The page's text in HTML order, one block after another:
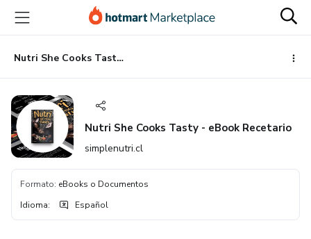
principal
página
de
página
Nutri She Cooks Tasty - eBook Recetario
Nutri She Cooks Tasty - eBook Recetario
simplenutri.cl
Formato: eBooks o Documentos
Idioma: Español